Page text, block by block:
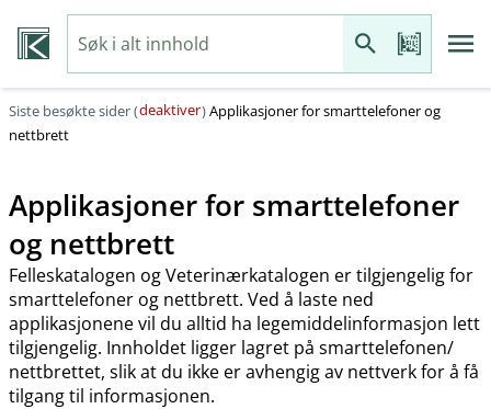
Siste besøkte sider (deaktiver)Applikasjoner for smarttelefoner og
nettbrett
Applikasjoner for smarttelefoner
og nettbrett
Felleskatalogen og Veterinærkatalogen er tilgjengelig for
smarttelefoner og nettbrett. Ved å laste ned
applikasjonene vil du alltid ha legemiddelinformasjon lett
tilgjengelig. Innholdet ligger lagret på smarttelefonen​/​
nettbrettet, slik at du ikke er avhengig av nettverk for å få
tilgang til informasjonen.